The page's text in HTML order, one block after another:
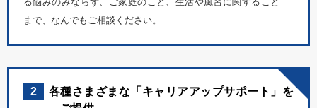
まで、なんでもご相談ください。
2
各種さまざまな「キャリアアップサポート」を